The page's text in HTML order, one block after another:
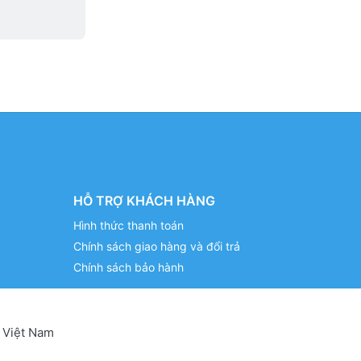
HỖ TRỢ KHÁCH HÀNG
Hình thức thanh toán
Chính sách giao hàng và đổi trả
Chính sách bảo hành
Nam